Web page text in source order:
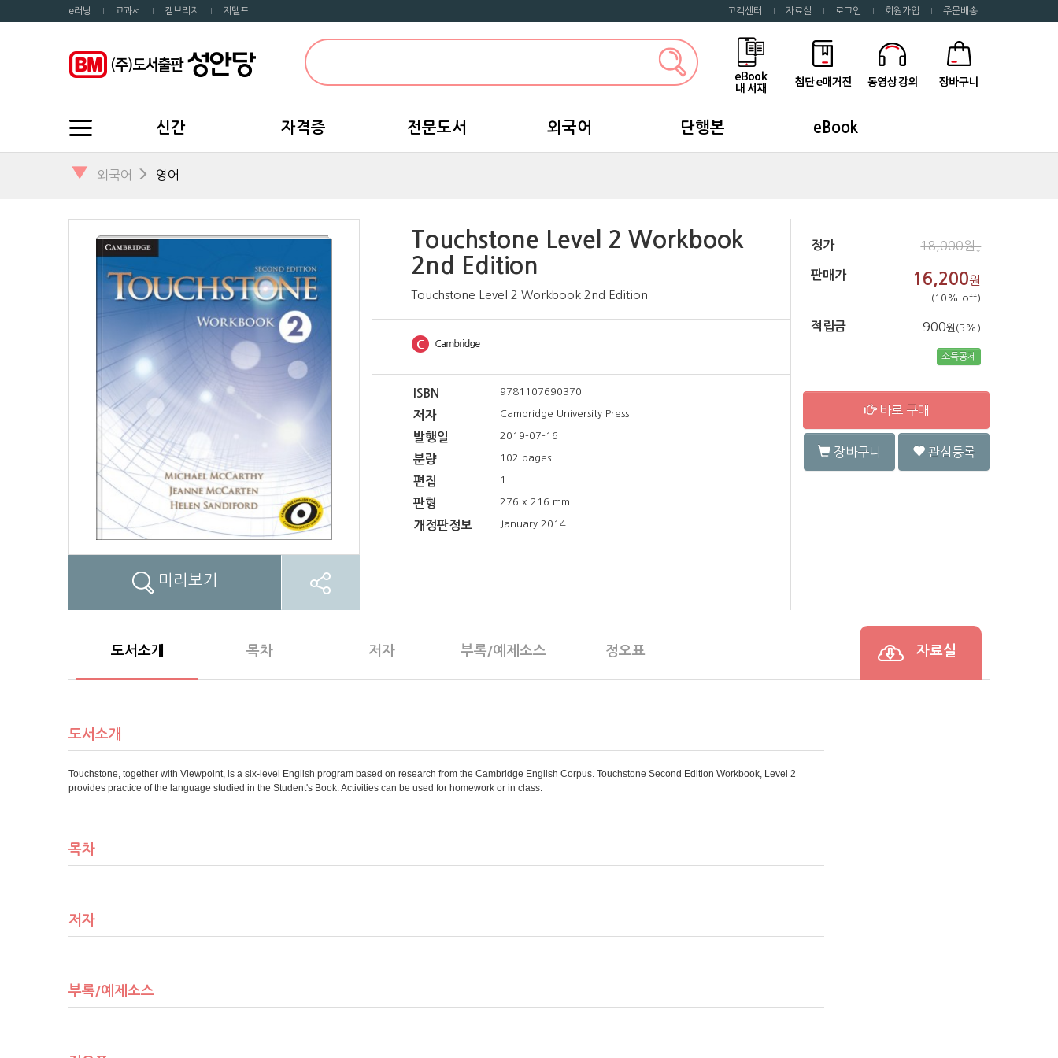
e러닝 교과서 캠브리지 지텔프 고객센터 자료실 로그인 회원가입 주문배송
신간 자격증 전문도서 외국어 단행본 eBook
▼ 외국어 영어
미리보기
Touchstone Level 2 Workbook
2nd Edition
Touchstone Level 2 Workbook 2nd Edition
ISBN 9781107690370
저자 Cambridge University Press
발행일 2019-07-16
분량 102 pages
편집 1
판형 276 x 216 mm
개정판정보 January 2014
정가 18,000원↓
판매가 16,200원
(10% off)
적립금 900원(5%)
소득공제
바로 구매
장바구니 관심등록
도서소개 목차 저자 부록/예제소스 정오표 자료실
도서소개
Touchstone, together with Viewpoint, is a six-level English program based on research from the Cambridge English Corpus. Touchstone Second Edition Workbook, Level 2
provides practice of the language studied in the Student's Book. Activities can be used for homework or in class.
목차
저자
부록/예제소스